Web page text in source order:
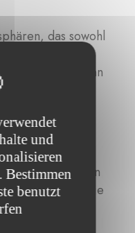
das sowohl
durch
wird, kann
in der
der
werden.
auf Marken
ist eine Strategie
Heute
mit
und
Bestimmen
benutzt